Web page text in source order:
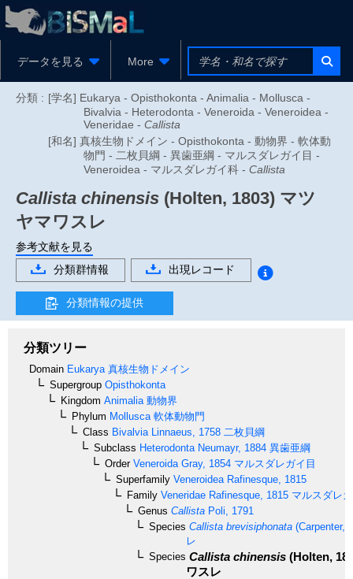
データを見る More
分類 : [学名] Eukarya - Opisthokonta - Animalia - Mollusca -
Bivalvia - Heterodonta - Veneroida - Veneroidea -
Veneridae - Callista
[和名] 真核生物ドメイン - Opisthokonta - 動物界 - 軟体動
物門 - 二枚貝綱 - 異歯亜綱 - マルスダレガイ目 -
Veneroidea - マルスダレガイ科 - Callista
Callista chinensis (Holten, 1803) マツ
ヤマワスレ
参考文献を見る
分類群情報
出現レコード
分類情報の提供
分類ツリー
Domain Eukarya 真核生物ドメイン
Supergroup Opisthokonta
Kingdom Animalia 動物界
Phylum Mollusca 軟体動物門
Class Bivalvia Linnaeus, 1758 二枚貝綱
Subclass Heterodonta Neumayr, 1884 異歯亜綱
OrderVeneroida Gray, 1854 マルスダレガイ目
Superfamily Veneroidea Rafinesque, 1815
Family Veneridae Rafinesque, 1815 マルスダレ
Genus Callista Poli, 1791
Species Callista brevisiphonata (Carpenter,
レ
Species Callista chinensis (Holten,
ワスレ